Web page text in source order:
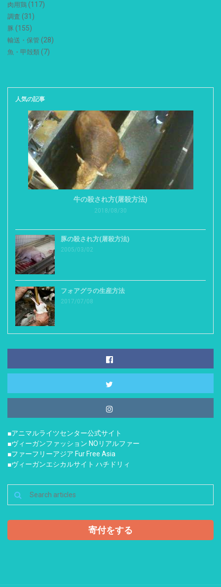
肉用鶏 (117)
調査 (31)
豚 (155)
輸送・保管 (28)
魚・甲殻類 (7)
人気の記事
牛の殺され方(屠殺方法)
2018/08/30
豚の殺され方(屠殺方法)
2005/03/02
フォアグラの生産方法
2017/07/08
■アニマルライツセンター公式サイト
■ヴィーガンファッション NOリアルファー
■ファーフリーアジア Fur Free Asia
■ヴィーガンエシカルサイト ハチドリィ
寄付をする